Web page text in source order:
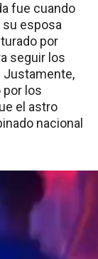
fue cuando
su esposa
por
seguir los
Justamente,
por los
el astro
nacional